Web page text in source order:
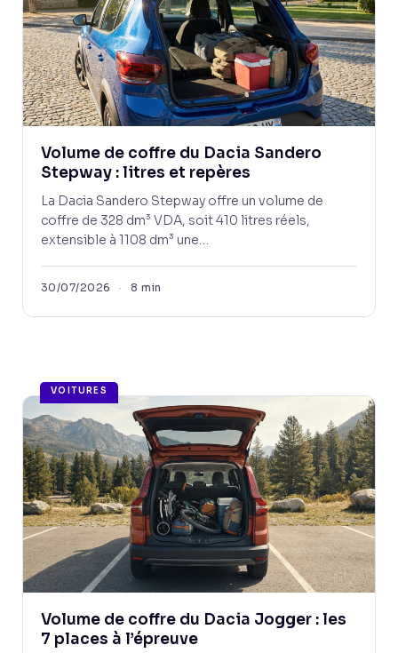
Volume de coffre du Dacia Sandero
Stepway : litres et repères
La Dacia Sandero Stepway offre un volume de
coffre de 328 dm³ VDA, soit 410 litres réels,
extensible à 1108 dm³ une…
30/07/2026 · 8 min
VOITURES
Volume de coffre du Dacia Jogger : les
7 places à l’épreuve